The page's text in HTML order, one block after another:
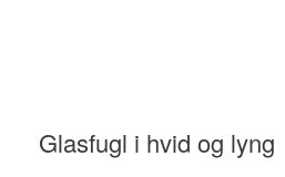
Glasfugl i hvid og lyng